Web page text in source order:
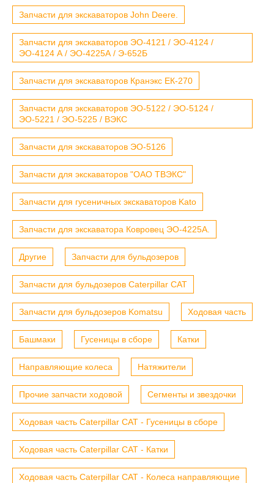
Запчасти для экскаваторов John Deere.
Запчасти для экскаваторов ЭО-4121 / ЭО-4124 /
ЭО-4124 А / ЭО-4225А / Э-652Б
Запчасти для экскаваторов Кранэкс ЕК-270
Запчасти для экскаваторов ЭО-5122 / ЭО-5124 /
ЭО-5221 / ЭО-5225 / ВЭКС
Запчасти для экскаваторов ЭО-5126
Запчасти для экскаваторов "ОАО ТВЭКС"
Запчасти для гусеничных экскаваторов Kato
Запчасти для экскаватора Ковровец ЭО-4225А.
Другие Запчасти для бульдозеров
Запчасти для бульдозеров Caterpillar CAT
Запчасти для бульдозеров Komatsu Ходовая часть
Башмаки Гусеницы в сборе Катки
Направляющие колеса Натяжители
Прочие запчасти ходовой Сегменты и звездочки
Ходовая часть Caterpillar CAT - Гусеницы в сборе
Ходовая часть Caterpillar CAT - Катки
Ходовая часть Caterpillar CAT - Колеса направляющие